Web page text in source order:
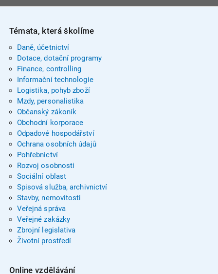
Témata, která školíme
Daně, účetnictví
Dotace, dotační programy
Finance, controlling
Informační technologie
Logistika, pohyb zboží
Mzdy, personalistika
Občanský zákoník
Obchodní korporace
Odpadové hospodářství
Ochrana osobních údajů
Pohřebnictví
Rozvoj osobnosti
Sociální oblast
Spisová služba, archivnictví
Stavby, nemovitosti
Veřejná správa
Veřejné zakázky
Zbrojní legislativa
Životní prostředí
Online vzdělávání